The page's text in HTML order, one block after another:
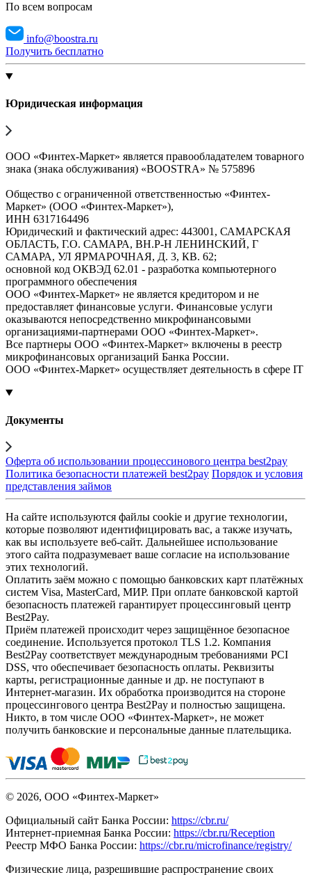
По всем вопросам
info@boostra.ru
Получить бесплатно
Юридическая информация
ООО «Финтех-Маркет» является правообладателем товарного
знака (знака обслуживания) «BOOSTRA» № 575896
Общество с ограниченной ответственностью «Финтех-
Маркет» (ООО «Финтех-Маркет»),
ИНН 6317164496
Юридический и фактический адрес: 443001, САМАРСКАЯ
ОБЛАСТЬ, Г.О. САМАРА, ВН.Р-Н ЛЕНИНСКИЙ, Г
САМАРА, УЛ ЯРМАРОЧНАЯ, Д. 3, КВ. 62;
основной код ОКВЭД 62.01 - разработка компьютерного
программного обеспечения
ООО «Финтех-Маркет» не является кредитором и не
предоставляет финансовые услуги. Финансовые услуги
оказываются непосредственно микрофинансовыми
организациями-партнерами ООО «Финтех-Маркет».
Все партнеры ООО «Финтех-Маркет» включены в реестр
микрофинансовых организаций Банка России.
ООО «Финтех-Маркет» осуществляет деятельность в сфере IT
Документы
Оферта об использовании процессинового центра best2pay
Политика безопасности платежей best2pay Порядок и условия
представления займов
На сайте используются файлы cookie и другие технологии,
которые позволяют идентифицировать вас, а также изучать,
как вы используете веб-сайт. Дальнейшее использование
этого сайта подразумевает ваше согласие на использование
этих технологий.
Оплатить заём можно с помощью банковских карт платёжных
систем Visa, MasterCard, МИР. При оплате банковской картой
безопасность платежей гарантирует процессинговый центр
Best2Pay.
Приём платежей происходит через защищённое безопасное
соединение. Используется протокол TLS 1.2. Компания
Best2Pay соответствует международным требованиями PCI
DSS, что обеспечивает безопасность оплаты. Реквизиты
карты, регистрационные данные и др. не поступают в
Интернет-магазин. Их обработка производится на стороне
процессингового центра Best2Pay и полностью защищена.
Никто, в том числе ООО «Финтех-Маркет», не может
получить банковские и персональные данные плательщика.
© 2026, ООО «Финтех-Маркет»
Официальный сайт Банка России: https://cbr.ru/
Интернет-приемная Банка России: https://cbr.ru/Reception
Реестр МФО Банка России: https://cbr.ru/microfinance/registry/
Физические лица, разрешившие распространение своих